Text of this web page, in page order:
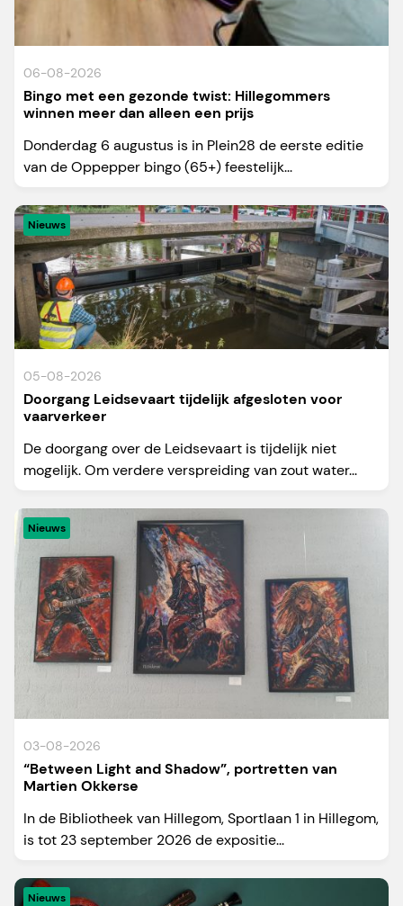
06-08-2026
Bingo met een gezonde twist: Hillegommers
winnen meer dan alleen een prijs
Donderdag 6 augustus is in Plein28 de eerste editie
van de Oppepper bingo (65+) feestelijk...
Nieuws
05-08-2026
Doorgang Leidsevaart tijdelijk afgesloten voor
vaarverkeer
De doorgang over de Leidsevaart is tijdelijk niet
mogelijk. Om verdere verspreiding van zout water...
Nieuws
03-08-2026
“Between Light and Shadow”, portretten van
Martien Okkerse
In de Bibliotheek van Hillegom, Sportlaan 1 in Hillegom,
is tot 23 september 2026 de expositie...
Nieuws